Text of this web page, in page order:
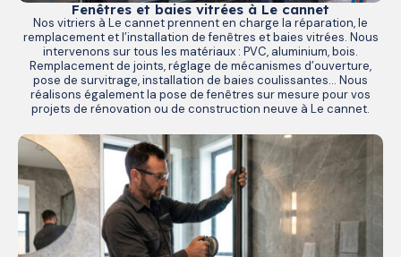
Fenêtres et baies vitrées à Le cannet
Nos vitriers à Le cannet prennent en charge la réparation, le
remplacement et l’installation de fenêtres et baies vitrées. Nous
intervenons sur tous les matériaux : PVC, aluminium, bois.
Remplacement de joints, réglage de mécanismes d’ouverture,
pose de survitrage, installation de baies coulissantes… Nous
réalisons également la pose de fenêtres sur mesure pour vos
projets de rénovation ou de construction neuve à Le cannet.